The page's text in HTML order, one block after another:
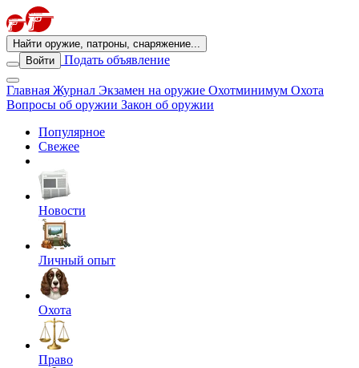
Найти оружие, патроны, снаряжение...
Войти
Подать объявление
Главная Журнал Экзамен на оружие Охотминимум Охота
Вопросы об оружии Закон об оружии
Популярное
Свежее
Новости
Личный опыт
Охота
Право